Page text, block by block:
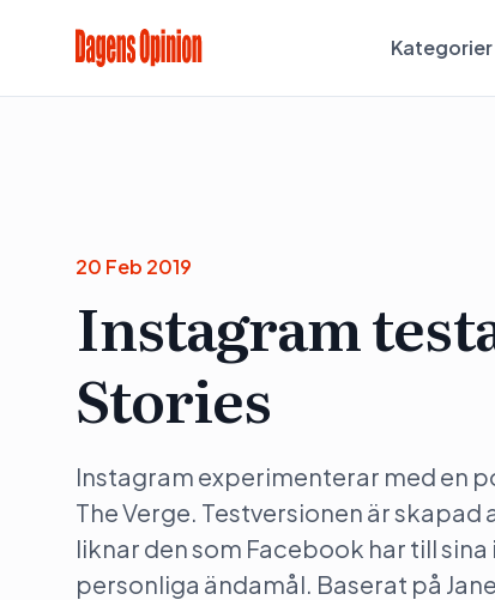
Kategorier
20 Feb 2019
Instagram
Stories
Instagram experimenterar med en
The Verge. Testversionen är
liknar den som Facebook har till
personliga ändamål. Baserat på